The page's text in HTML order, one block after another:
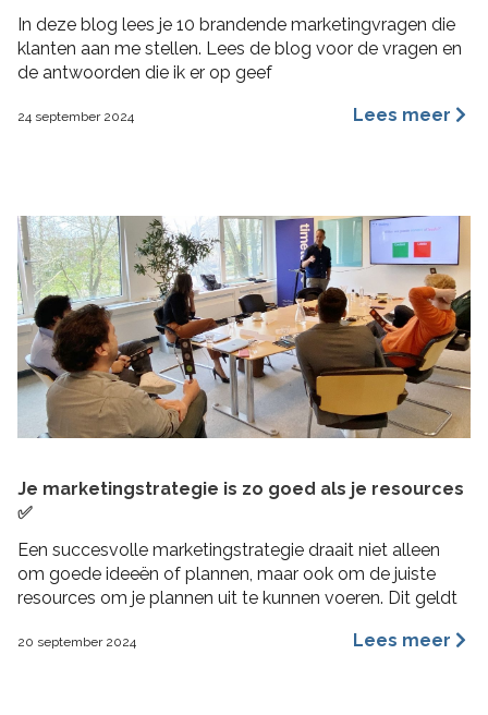
In deze blog lees je 10 brandende marketingvragen die
klanten aan me stellen. Lees de blog voor de vragen en
de antwoorden die ik er op geef
24 september 2024 Lees meer
Je marketingstrategie is zo goed als je resources
✅
Een succesvolle marketingstrategie draait niet alleen
om goede ideeën of plannen, maar ook om de juiste
resources om je plannen uit te kunnen voeren. Dit geldt
kunnen zijn en efficiëntie cruciaal is. In deze blogpost 4
20 september 2024 Lees meer